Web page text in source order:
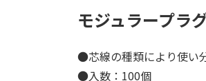
モジュラープラ
●芯線の種類により使い
●入数：100個